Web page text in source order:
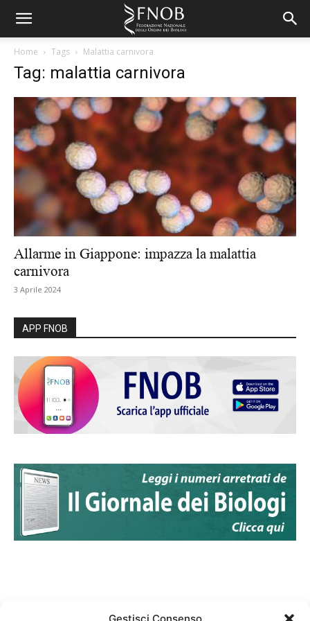
Home Tags Malattia carnivora
Tag: malattia carnivora
Allarme in Giappone: impazza la malattia
carnivora
3 Aprile 2024
APP FNOB